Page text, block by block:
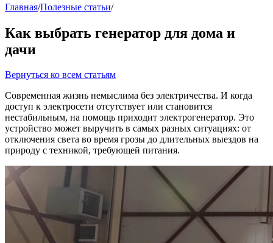
Главная/Полезные статьи/
Как выбрать генератор для дома и
дачи
Вернуться ко всем статьям
Современная жизнь немыслима без электричества. И когда
доступ к электросети отсутствует или становится
нестабильным, на помощь приходит электрогенератор. Это
устройство может выручить в самых разных ситуациях: от
отключения света во время грозы до длительных выездов на
природу с техникой, требующей питания.